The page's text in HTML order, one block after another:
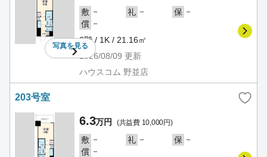
写真を見る
敷 － 礼 － 保 －
償 －
2階 / 1K / 21.16㎡
2026/08/09 更新
ハウスコム 野並店
203号室
6.3万円 (共益費 10,000円)
敷 － 礼 － 保 －
償 －